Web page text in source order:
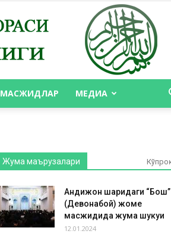
МАСЖИДЛАР МЕДИА
Жума маърузалари Кўпроқ
Андижон шаҳридаги “Бош”
(Девонабой) жоме
масжидида жума шукуҳи
12.01.2024